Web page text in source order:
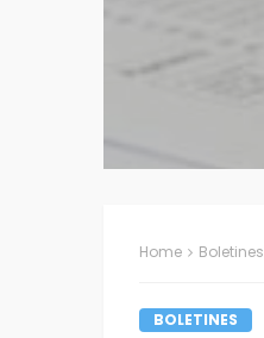
Home Boletines
BOLETINES